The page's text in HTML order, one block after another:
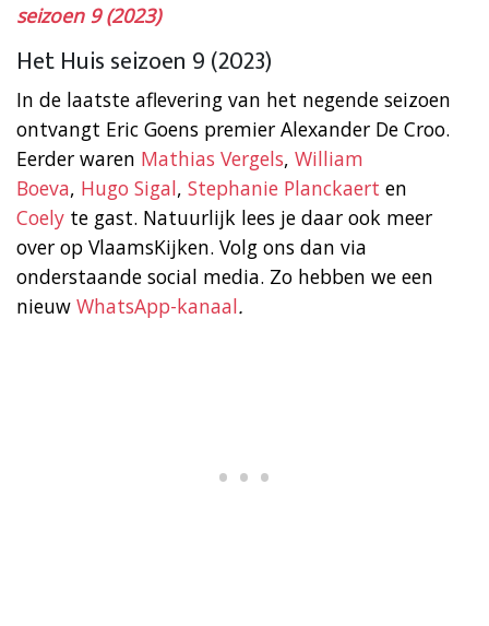
seizoen 9 (2023)
Het Huis seizoen 9 (2023)
In de laatste aflevering van het negende seizoen
ontvangt Eric Goens premier Alexander De Croo.
Eerder waren Mathias Vergels, William
Boeva, Hugo Sigal, Stephanie Planckaert en
Coely te gast. Natuurlijk lees je daar ook meer
over op VlaamsKijken. Volg ons dan via
onderstaande social media. Zo hebben we een
nieuw WhatsApp-kanaal.